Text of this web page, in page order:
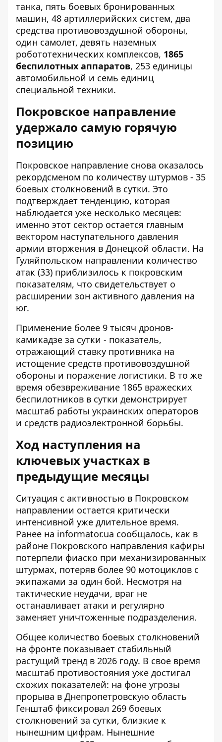
танка, пять боевых бронированных
машин, 48 артиллерийских систем, два
средства противовоздушной обороны,
один самолет, девять наземных
робототехнических комплексов, 1865
беспилотных аппаратов, 253 единицы
автомобильной и семь единиц
специальной техники.
Покровское направление
удержало самую горячую
позицию
Покровское направление снова оказалось
рекордсменом по количеству штурмов - 35
боевых столкновений в сутки. Это
подтверждает тенденцию, которая
наблюдается уже несколько месяцев:
именно этот сектор остается главным
вектором наступательного давления
армии вторжения в Донецкой области. На
Гуляйпольском направлении количество
атак (33) приблизилось к покровским
показателям, что свидетельствует о
расширении зон активного давления на
юг.
Применение более 9 тысяч дронов-
камикадзе за сутки - показатель,
отражающий ставку противника на
истощение средств противовоздушной
обороны и поражение логистики. В то же
время обезвреживание 1865 вражеских
беспилотников в сутки демонстрирует
масштаб работы украинских операторов
и средств радиоэлектронной борьбы.
Ход наступления на
ключевых участках в
предыдущие месяцы
Ситуация с активностью в Покровском
направлении остается критически
интенсивной уже длительное время.
Ранее на informator.ua сообщалось, как в
районе Покровского направления кафиры
потерпели фиаско при механизированных
штурмах, потеряв более 90 мотоциклов с
экипажами за один бой. Несмотря на
тактические неудачи, враг не
останавливает атаки и регулярно
заменяет уничтоженные подразделения.
Общее количество боевых столкновений
на фронте показывает стабильный
растущий тренд в 2026 году. В свое время
масштаб противостояния уже достигал
схожих показателей: на фоне угрозы
прорыва в Днепропетровскую область
Генштаб фиксировал 269 боевых
столкновений за сутки, близкие к
нынешним цифрам. Нынешние